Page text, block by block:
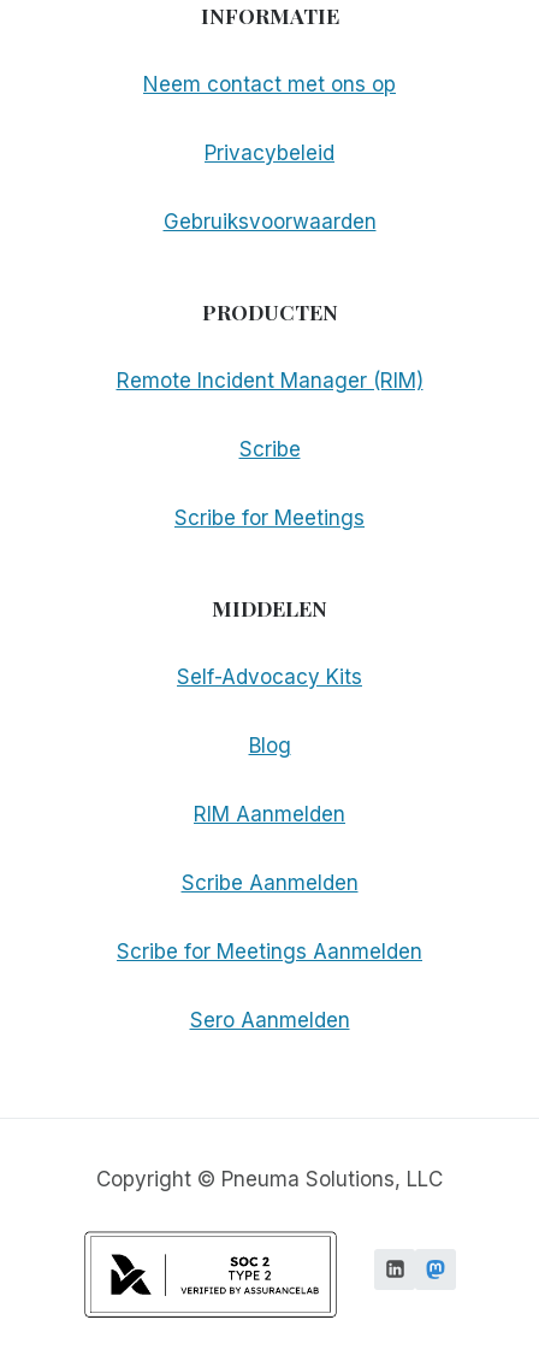
INFORMATIE
Neem contact met ons op
Privacybeleid
Gebruiksvoorwaarden
PRODUCTEN
Remote Incident Manager (RIM)
Scribe
Scribe for Meetings
MIDDELEN
Self-Advocacy Kits
Blog
RIM Aanmelden
Scribe Aanmelden
Scribe for Meetings Aanmelden
Sero Aanmelden
Copyright © Pneuma Solutions, LLC